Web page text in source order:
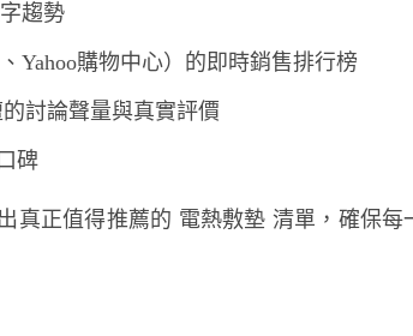
趨勢
Yahoo購物中心）的即時銷售排行榜
討論聲量與真實評價
碑
真正值得推薦的 電熱敷墊 清單，確保每